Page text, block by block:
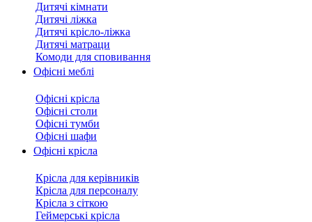
Дитячі кімнати
Дитячі ліжка
Дитячі крісло-ліжка
Дитячі матраци
Комоди для сповивання
Офісні меблі
Офісні крісла
Офісні столи
Офісні тумби
Офісні шафи
Офісні крісла
Крісла для керівників
Крісла для персоналу
Крісла з сіткою
Геймерські крісла